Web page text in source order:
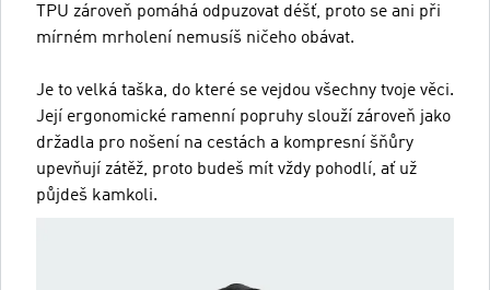
TPU zároveň pomáhá odpuzovat déšť, proto se ani při
mírném mrholení nemusíš ničeho obávat.
Je to velká taška, do které se vejdou všechny tvoje věci.
Její ergonomické ramenní popruhy slouží zároveň jako
držadla pro nošení na cestách a kompresní šňůry
upevňují zátěž, proto budeš mít vždy pohodlí, ať už
půjdeš kamkoli.